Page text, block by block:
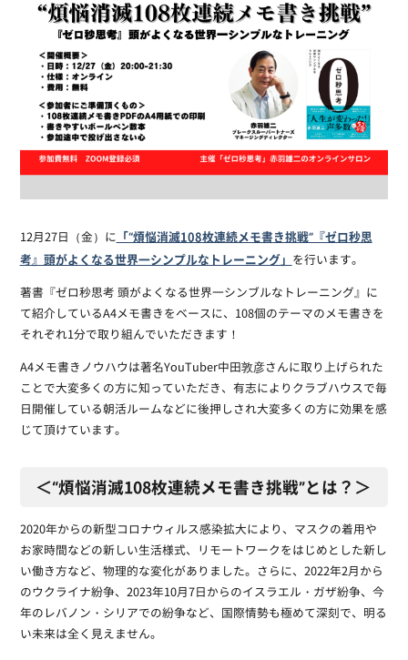
12月27日（金）に 「“煩悩消滅108枚連続メモ書き挑戦”『ゼロ秒思
考』頭がよくなる世界一シンプルなトレーニング」 を行います。
著書『ゼロ秒思考 頭がよくなる世界一シンブルなトレーニング』に
て紹介しているA4メモ書きをベースに、108個のテーマのメモ書きを
それぞれ1分で取り組んでいただきます！
A4メモ書きノウハウは著名YouTuber中田敦彦さんに取り上げられた
ことで大変多くの方に知っていただき、有志によりクラブハウスで毎
日開催している朝活ルームなどに後押しされ大変多くの方に効果を感
じて頂けています。
＜“煩悩消滅108枚連続メモ書き挑戦”とは？＞
2020年からの新型コロナウィルス感染拡大により、マスクの着用や
お家時間などの新しい生活様式、リモートワークをはじめとした新し
い働き方など、物理的な変化がありました。さらに、2022年2月から
のウクライナ紛争、2023年10月7日からのイスラエル・ガザ紛争、今
年のレバノン・シリアでの紛争など、国際情勢も極めて深刻で、明る
い未来は全く見えません。